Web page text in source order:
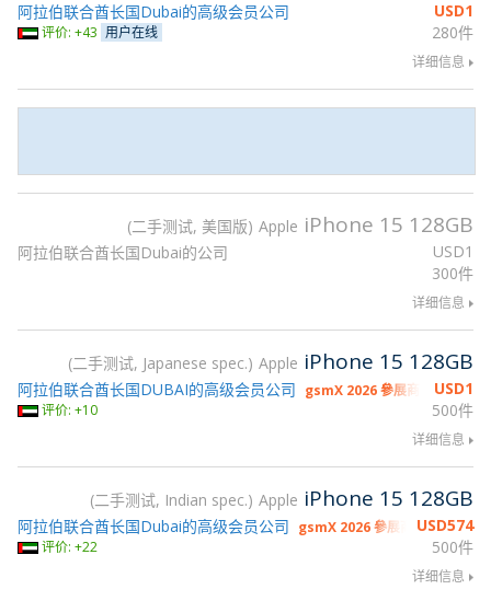
USD1
280件
阿拉伯联合酋长国Dubai的高级会员公司
评价: +43 用户在线
详细信息
二手测试, 美国版 Apple iPhone 15 128GB
USD1
300件
阿拉伯联合酋长国Dubai的公司
详细信息
二手测试, Japanese spec. Apple iPhone 15 128GB
USD1
500件
阿拉伯联合酋长国DUBAI的高级会员公司 gsmX 2026 參展商
评价: +10
详细信息
二手测试, Indian spec. Apple iPhone 15 128GB
USD574
500件
阿拉伯联合酋长国Dubai的高级会员公司 gsmX 2026 參展商
评价: +22
详细信息